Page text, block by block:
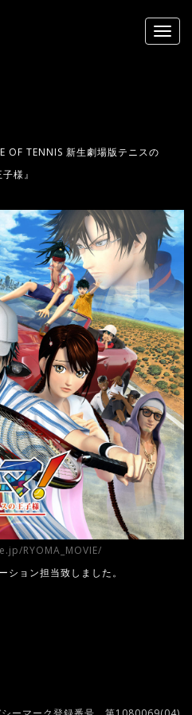
OF TENNIS 新生劇場版テニスの
様』
RYOMA_MOVIE/
ション担当致しました。